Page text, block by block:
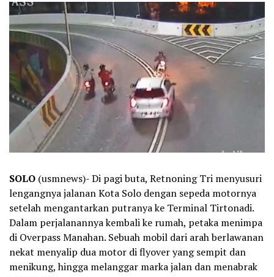
SOLO (usmnews)- Di pagi buta, Retnoning Tri menyusuri
lengangnya jalanan Kota Solo dengan sepeda motornya
setelah mengantarkan putranya ke Terminal Tirtonadi.
Dalam perjalanannya kembali ke rumah, petaka menimpa
di Overpass Manahan. Sebuah mobil dari arah berlawanan
nekat menyalip dua motor di flyover yang sempit dan
menikung, hingga melanggar marka jalan dan menabrak